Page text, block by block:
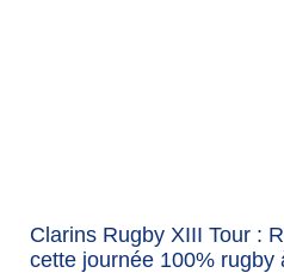
Clarins Rugby XIII Tour :
cette journée 100% rugby